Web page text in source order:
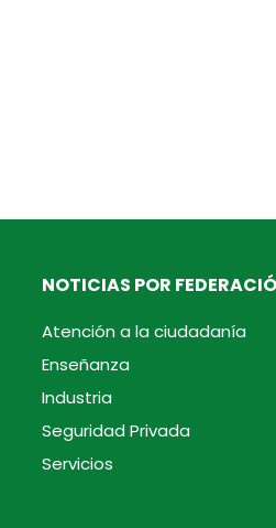
NOTICIAS POR
Atención a la ciudadanía
Enseñanza
Industria
Seguridad Privada
Servicios